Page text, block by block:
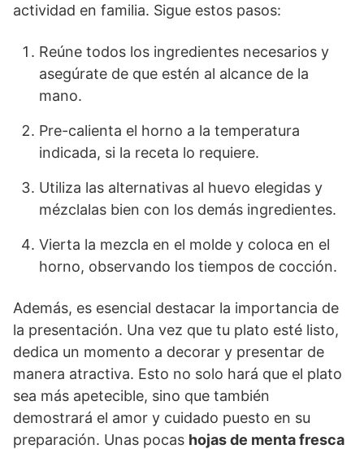
actividad en familia. Sigue estos pasos:
Reúne todos los ingredientes necesarios y
asegúrate de que estén al alcance de la
mano.
Pre-calienta el horno a la temperatura
indicada, si la receta lo requiere.
Utiliza las alternativas al huevo elegidas y
mézclalas bien con los demás ingredientes.
Vierta la mezcla en el molde y coloca en el
horno, observando los tiempos de cocción.
Además, es esencial destacar la importancia de
la presentación. Una vez que tu plato esté listo,
dedica un momento a decorar y presentar de
manera atractiva. Esto no solo hará que el plato
sea más apetecible, sino que también
demostrará el amor y cuidado puesto en su
preparación. Unas pocas hojas de menta fresca